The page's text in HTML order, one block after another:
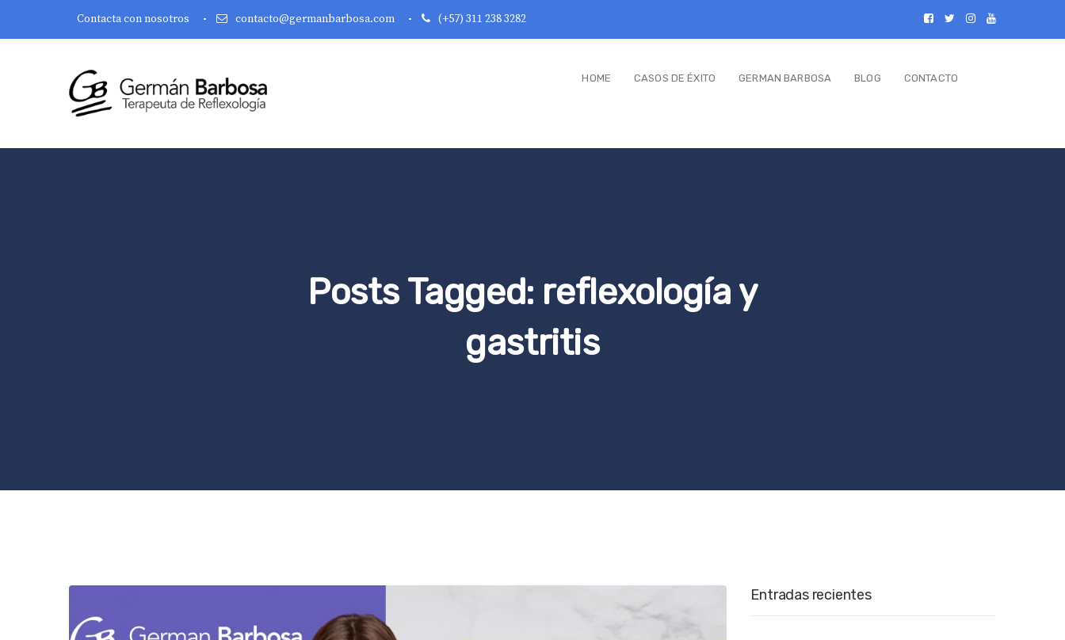
Contacta con nosotros contacto@germanbarbosa.com (+57) 311 238 3282
HOME CASOS DE ÉXITO GERMAN BARBOSA BLOG CONTACTO
Posts Tagged: reflexología y
gastritis
Entradas recientes